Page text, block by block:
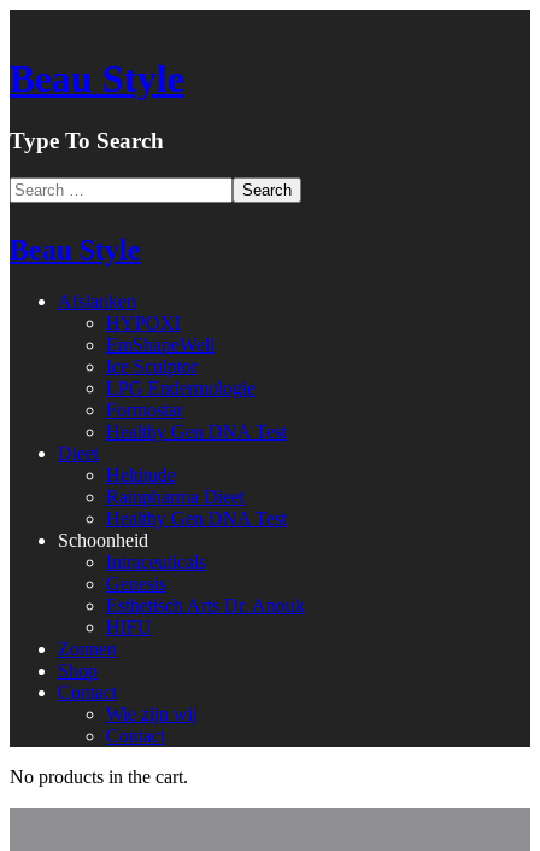
Beau Style
Type To Search
Beau Style
Afslanken
HYPOXI
EmShapeWell
Ice Sculptor
LPG Endermologie
Formostar
Healthy Gen DNA Test
Dieet
Heltitude
Rainpharma Dieet
Healthy Gen DNA Test
Schoonheid
Intraceuticals
Genesis
Esthetisch Arts Dr. Anouk
HIFU
Zonnen
Shop
Contact
Wie zijn wij
Contact
No products in the cart.